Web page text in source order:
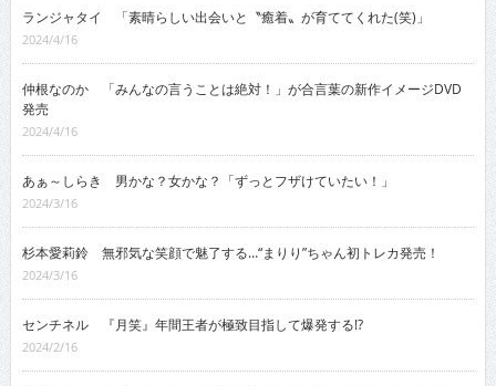
ランジャタイ 「素晴らしい出会いと〝癒着〟が育ててくれた(笑)」
2024/4/16
仲根なのか 「みんなの言うことは絶対！」が合言葉の新作イメージDVD
発売
2024/4/16
あぁ～しらき 男かな？女かな？「ずっとフザけていたい！」
2024/3/16
杉本愛莉鈴 無邪気な笑顔で魅了する…“まりり”ちゃん初トレカ発売！
2024/3/16
センチネル 『月笑』年間王者が極致目指して爆発する!?
2024/2/16